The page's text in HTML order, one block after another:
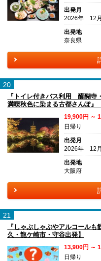
出発月
2026年 12月
出発地
奈良県
20
『トイレ付きバス利用 醍醐
満喫秋色に染まる古都さんぽ』
19,900円 ～
日帰り
出発月
2026年 12月
出発地
大阪府
21
『しゃぶしゃぶやアルコール
久・龍ケ崎市・守谷出発】
13,900円 ～
日帰り